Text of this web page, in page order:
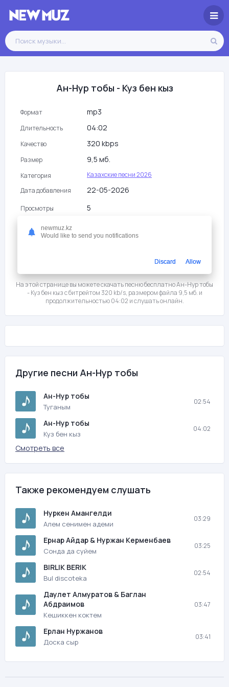
Ан-Нур тобы - Куз бен кыз
Формат mp3
Длительность 04:02
Качество 320 kbps
Размер 9,5 мб.
Категория
Казахские песни 2026
Дата добавления
22-05-2026
Просмотры 5
Слушать Скачать
На этой странице вы можете скачать песню бесплатно Ан-Нур тобы
- Куз бен кыз с битрейтом 320 kb/s, размером файла 9,5 мб. и
продолжительностью 04:02 и слушать онлайн.
Другие песни Ан-Нур тобы
Ан-Нур тобы
Туганым
02:54
Ан-Нур тобы
Куз бен кыз
04:02
Смотреть все
Также рекомендуем слушать
Нуркен Амангелди
Алем сенимен адеми
03:29
Ернар Айдар & Нуржан Керменбаев
Сонда да суйем
03:25
BIRLIK BERIK
Bul discoteka
02:54
Даулет Алмуратов & Баглан
Абдраимов
Кешиккен коктем
03:47
Ерлан Нуржанов
Доска сыр
03:41
newmuz.kz
Would like to send you notifications
Discard Allow